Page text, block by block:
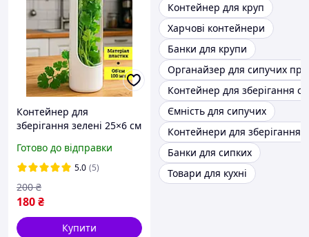
Контейнер для
зберігання зелені 25×6 см
із кришкою
Готово до відправки
5.0 (5)
180₴
200 ₴
Купити
Контейнер для круп
Харчові контейнери
Банки для крупи
Органайзер для сипучих
Контейнер для зберігання
Ємність для сипучих
Контейнери для зберігання
Банки для сипких
Товари для кухні